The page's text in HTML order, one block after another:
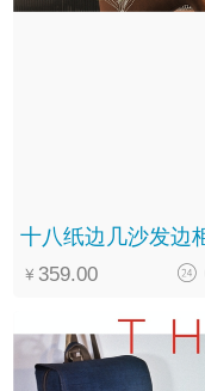
359.00